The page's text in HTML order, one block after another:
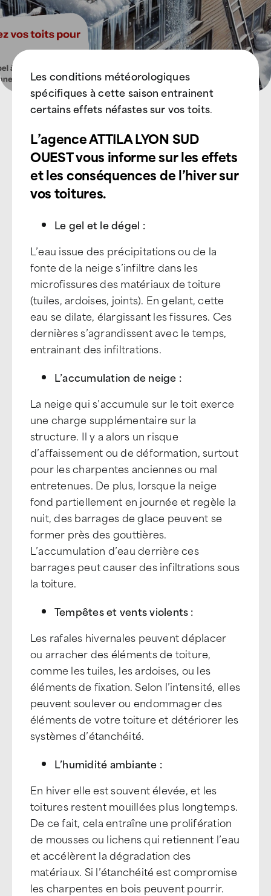
Les conditions météorologiques
spécifiques à cette saison entrainent
certains effets néfastes sur vos toits.
L’agence ATTILA LYON SUD
OUEST vous informe sur les effets
et les conséquences de l’hiver sur
vos toitures.
Le gel et le dégel :
L’eau issue des précipitations ou de la
fonte de la neige s’infiltre dans les
microfissures des matériaux de toiture
(tuiles, ardoises, joints). En gelant, cette
eau se dilate, élargissant les fissures. Ces
dernières s’agrandissent avec le temps,
entrainant des infiltrations.
L’accumulation de neige :
La neige qui s’accumule sur le toit exerce
une charge supplémentaire sur la
structure. Il y a alors un risque
d’affaissement ou de déformation, surtout
pour les charpentes anciennes ou mal
entretenues. De plus, lorsque la neige
fond partiellement en journée et regèle la
nuit, des barrages de glace peuvent se
former près des gouttières.
L’accumulation d’eau derrière ces
barrages peut causer des infiltrations sous
la toiture.
Tempêtes et vents violents :
Les rafales hivernales peuvent déplacer
ou arracher des éléments de toiture,
comme les tuiles, les ardoises, ou les
éléments de fixation. Selon l’intensité, elles
peuvent soulever ou endommager des
éléments de votre toiture et détériorer les
systèmes d’étanchéité.
L’humidité ambiante :
En hiver elle est souvent élevée, et les
toitures restent mouillées plus longtemps.
De ce fait, cela entraîne une prolifération
de mousses ou lichens qui retiennent l’eau
et accélèrent la dégradation des
matériaux. Si l’étanchéité est compromise
les charpentes en bois peuvent pourrir.